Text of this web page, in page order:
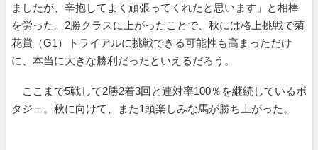
ましたが、辛抱してよく頑張ってくれたと思います」と相棒
を労った。2勝クラスに上がったことで、秋には格上挑戦で菊
花賞（G1）トライアルに挑戦できる可能性も高まっただけ
に、本当に大きな勝利だったといえるだろう。
ここまで5戦して2勝2着3回と連対率100％を継続しているポ
タジェ。秋に向けて、また1頭楽しみな馬が勝ち上がった。